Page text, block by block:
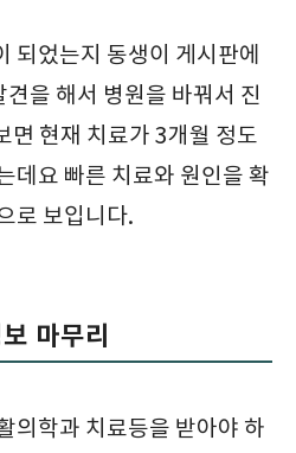
되었는지 동생이 게시판에
을 해서 병원을 바꿔서 진
면 현재 치료가 3개월 정도
데요 빠른 치료와 원인을 확
로 보입니다.
마무리
의학과 치료등을 받아야 하